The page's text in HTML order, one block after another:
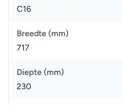
C16
Breedte (mm)
717
Diepte (mm)
230